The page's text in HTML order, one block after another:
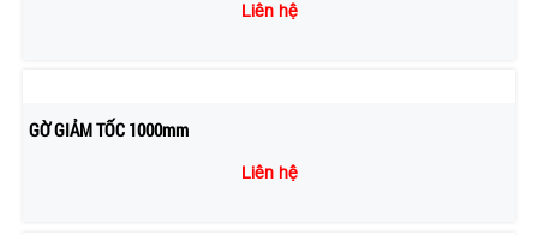
Liên hệ
GỜ GIẢM TỐC 1000mm
Liên hệ